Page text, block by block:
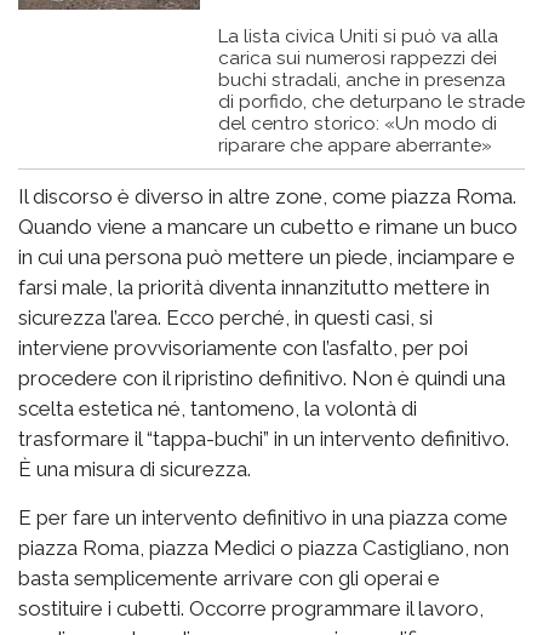
La lista civica Uniti si può va alla
carica sui numerosi rappezzi dei
buchi stradali, anche in presenza
di porfido, che deturpano le strade
del centro storico: «Un modo di
riparare che appare aberrante»
Il discorso è diverso in altre zone, come piazza Roma.
Quando viene a mancare un cubetto e rimane un buco
in cui una persona può mettere un piede, inciampare e
farsi male, la priorità diventa innanzitutto mettere in
sicurezza l’area. Ecco perché, in questi casi, si
interviene provvisoriamente con l’asfalto, per poi
procedere con il ripristino definitivo. Non è quindi una
scelta estetica né, tantomeno, la volontà di
trasformare il “tappa-buchi” in un intervento definitivo.
È una misura di sicurezza.
E per fare un intervento definitivo in una piazza come
piazza Roma, piazza Medici o piazza Castigliano, non
basta semplicemente arrivare con gli operai e
sostituire i cubetti. Occorre programmare il lavoro,